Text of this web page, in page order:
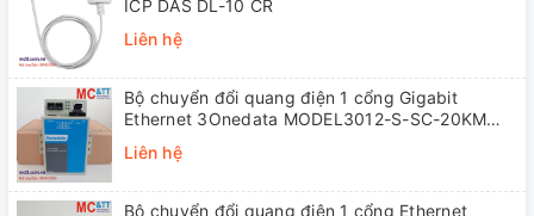
ICP DAS DL-10 CR
Liên hệ
Bộ chuyển đổi quang điện 1 cổng Gigabit
Ethernet 3Onedata MODEL3012-S-SC-20KM
Liên hệ
Bộ chuyển đổi quang điện 1 cổng Ethernet